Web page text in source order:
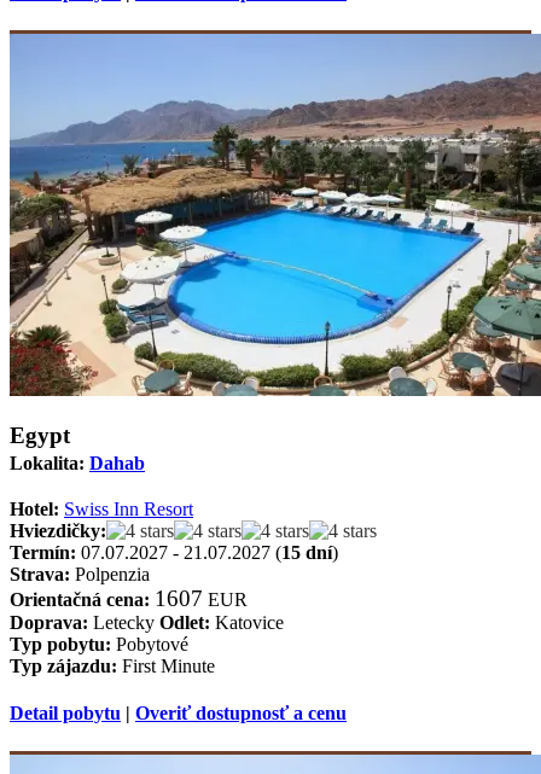
Egypt
Lokalita: Dahab
Hotel: Swiss Inn Resort
Hviezdičky:
Termín: 07.07.2027 - 21.07.2027 (15 dní)
Strava: Polpenzia
Orientačná cena: 1607 EUR
Doprava: Letecky Odlet: Katovice
Typ pobytu: Pobytové
Typ zájazdu: First Minute
Detail pobytu | Overiť dostupnosť a cenu